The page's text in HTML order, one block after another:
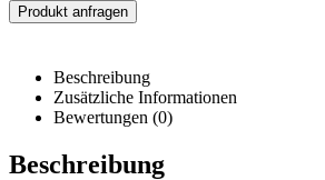
Produkt anfragen
Beschreibung
Zusätzliche Informationen
Bewertungen (0)
Beschreibung